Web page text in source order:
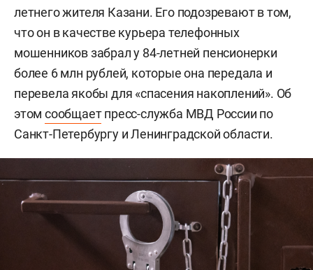
летнего жителя Казани. Его подозревают в том,
что он в качестве курьера телефонных
мошенников забрал у 84-летней пенсионерки
более 6 млн рублей, которые она передала и
перевела якобы для «спасения накоплений». Об
этом сообщаетпресс-служба МВД России по
Санкт-Петербургу и Ленинградской области.